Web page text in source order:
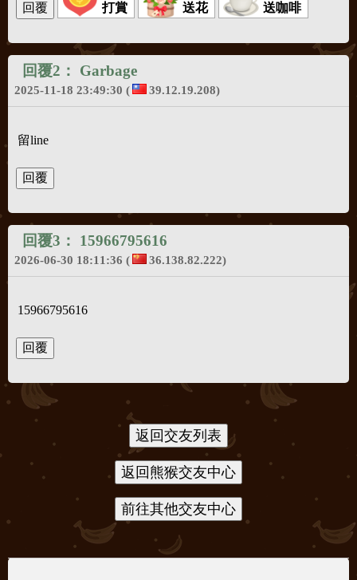
打賞 送花 送咖啡
回覆2： Garbage
2025-11-18 23:49:30 ( 39.12.19.208)
留line
回覆3： 15966795616
2026-06-30 18:11:36 ( 36.138.82.222)
15966795616